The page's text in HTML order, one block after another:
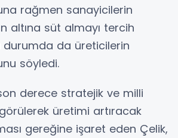
rağmen sanayicilerin
altına süt almayı tercih
durumda da üreticilerin
söyledi.
derece stratejik ve milli
üretimi artıracak
gereğine işaret eden Çelik,